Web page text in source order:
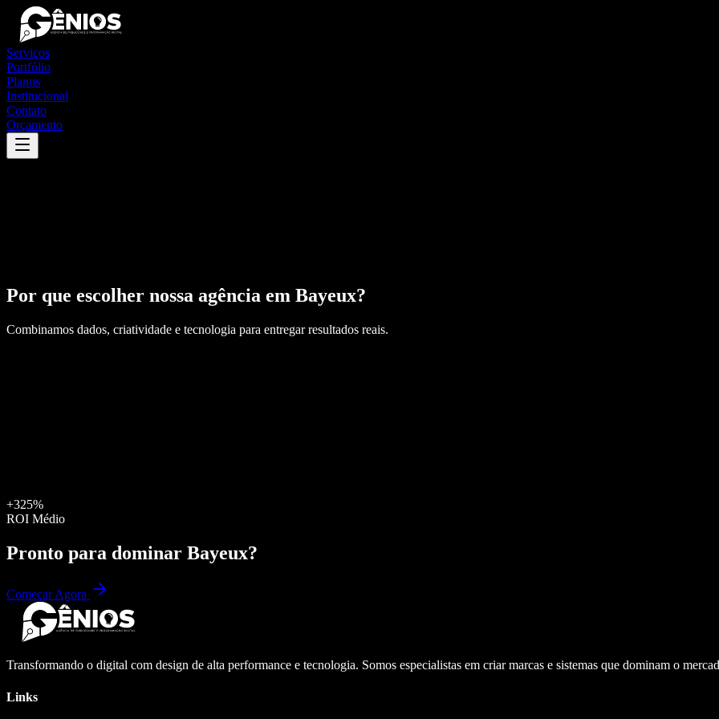
Serviços
Portfólio
Planos
Institucional
Contato
Orçamento
Por que escolher nossa agência em Bayeux?
Combinamos dados, criatividade e tecnologia para entregar resultados reais.
+325%
ROI Médio
Pronto para dominar Bayeux?
Começar Agora
Transformando o digital com design de alta performance e tecnologia. Somos especialistas em criar marcas e sistemas que dominam o
Links